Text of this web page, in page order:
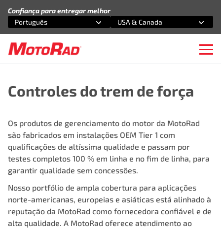
Confiança para entregar melhor
Selecione uma opção
Português
Selecione uma opção
USA & Canada
Controles do trem de força
Os produtos de gerenciamento do motor da MotoRad
são fabricados em instalações OEM Tier 1 com
qualificações de altíssima qualidade e passam por
testes completos 100 % em linha e no fim de linha, para
garantir qualidade sem concessões.
Nosso portfólio de ampla cobertura para aplicações
norte-americanas, europeias e asiáticas está alinhado à
reputação da MotoRad como fornecedora confiável e de
alta qualidade. A MotoRad oferece atendimento ao